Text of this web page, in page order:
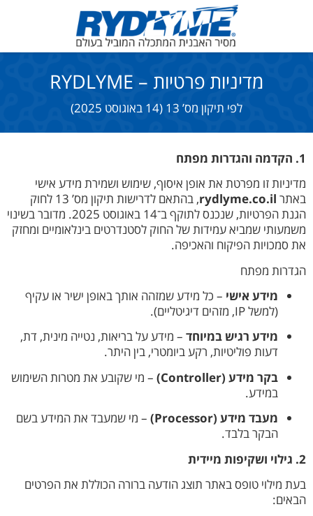
מדיניות פרטיות – RYDLYME
לפי תיקון מס’ 13 (14 באוגוסט 2025)
1. הקדמה והגדרות מפתח
מדיניות זו מפרטת את אופן איסוף, שימוש ושמירת מידע אישי
באתר rydlyme.co.il
, בהתאם לדרישות תיקון מס’ 13 לחוק
הגנת הפרטיות, שנכנס לתוקף ב־14 באוגוסט 2025. מדובר בשינוי
משמעותי שמביא עמידות של החוק לסטנדרטים בינלאומיים ומחזק
את סמכויות הפיקוח והאכיפה.
הגדרות מפתח
מידע אישי – כל מידע שמזהה אותך באופן ישיר או עקיף
(למשל IP, מזהים דיגיטליים).
מידע רגיש במיוחד – מידע על בריאות, נטייה מינית, דת,
דעות פוליטיות, רקע ביומטרי, בין היתר.
בקר מידע (Controller)
– מי שקובע את מטרות השימוש
במידע.
מעבד מידע (Processor)
– מי שמעבד את המידע בשם
הבקר בלבד.
2. גילוי ושקיפות מיידית
בעת מילוי טופס באתר תוצג הודעה ברורה הכוללת את הפרטים
הבאים: